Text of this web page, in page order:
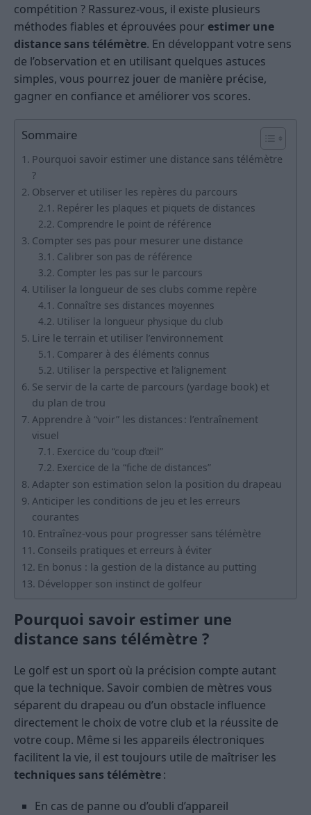
compétition ? Rassurez-vous, il existe plusieurs
méthodes fiables et éprouvées pour estimer une
distance sans télémètre. En développant votre sens
de l’observation et en utilisant quelques astuces
simples, vous pourrez jouer de manière précise,
gagner en confiance et améliorer vos scores.
Sommaire
Pourquoi savoir estimer une distance sans télémètre
?
Observer et utiliser les repères du parcours
Repérer les plaques et piquets de distances
Comprendre le point de référence
Compter ses pas pour mesurer une distance
Calibrer son pas de référence
Compter les pas sur le parcours
Utiliser la longueur de ses clubs comme repère
Connaître ses distances moyennes
Utiliser la longueur physique du club
Lire le terrain et utiliser l’environnement
Comparer à des éléments connus
Utiliser la perspective et l’alignement
Se servir de la carte de parcours (yardage book) et
du plan de trou
Apprendre à “voir” les distances : l’entraînement
visuel
Exercice du “coup d’œil”
Exercice de la “fiche de distances”
Adapter son estimation selon la position du drapeau
Anticiper les conditions de jeu et les erreurs
courantes
Entraînez-vous pour progresser sans télémètre
Conseils pratiques et erreurs à éviter
En bonus : la gestion de la distance au putting
Développer son instinct de golfeur
Pourquoi savoir estimer une
distance sans télémètre ?
Le golf est un sport où la précision compte autant
que la technique. Savoir combien de mètres vous
séparent du drapeau ou d’un obstacle influence
directement le choix de votre club et la réussite de
votre coup. Même si les appareils électroniques
facilitent la vie, il est toujours utile de maîtriser les
techniques sans télémètre:
En cas de panne ou d’oubli d’appareil